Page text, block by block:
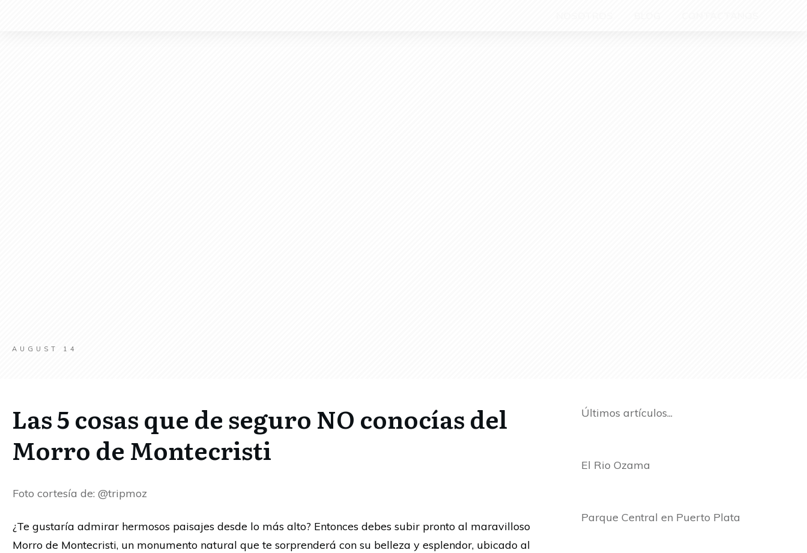
AUGUST 14
Las 5 cosas que de seguro NO conocías del
Morro de Montecristi
Foto cortesía de: @tripmoz
¿Te gustaría admirar hermosos paisajes desde lo más alto? Entonces debes subir pronto al maravilloso
Morro de Montecristi, un monumento natural que te sorprenderá con su belleza y esplendor, ubicado al
Últimos artículos...
El Rio Ozama
Parque Central en Puerto Plata